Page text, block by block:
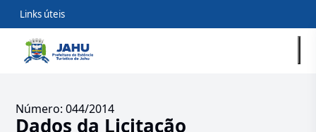
Links úteis
Número: 044/2014
Dados da Licitação